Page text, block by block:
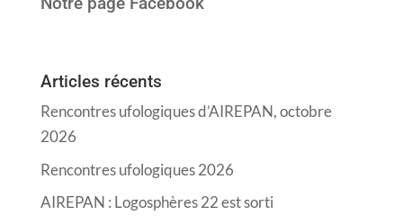
Articles récents
Rencontres ufologiques d’AIREPAN, octobre
2026
Rencontres ufologiques 2026
AIREPAN : Logosphères 22 est sorti